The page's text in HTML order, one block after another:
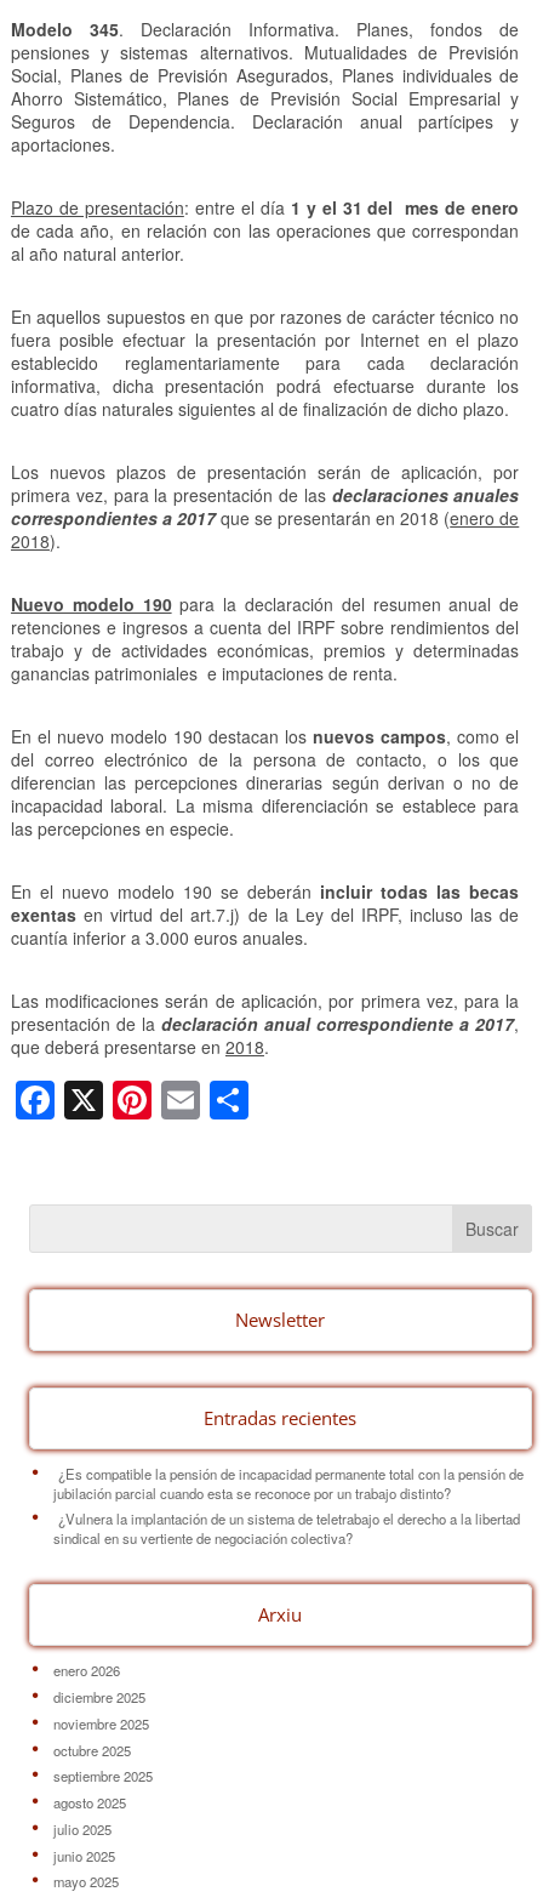
Modelo 345. Declaración Informativa. Planes, fondos de
pensiones y sistemas alternativos. Mutualidades de Previsión
Social, Planes de Previsión Asegurados, Planes individuales de
Ahorro Sistemático, Planes de Previsión Social Empresarial y
Seguros de Dependencia. Declaración anual partícipes y
aportaciones.
Plazo de presentación: entre el día 1 y el 31 del mes de enero
de cada año, en relación con las operaciones que correspondan
al año natural anterior.
En aquellos supuestos en que por razones de carácter técnico no
fuera posible efectuar la presentación por Internet en el plazo
establecido reglamentariamente para cada declaración
informativa, dicha presentación podrá efectuarse durante los
cuatro días naturales siguientes al de finalización de dicho plazo.
Los nuevos plazos de presentación serán de aplicación, por
primera vez, para la presentación de las declaraciones anuales
correspondientes a 2017que se presentarán en 2018 (enero de
2018).
Nuevo modelo 190para la declaración del resumen anual de
retenciones e ingresos a cuenta del IRPF sobre rendimientos del
trabajo y de actividades económicas, premios y determinadas
ganancias patrimoniales e imputaciones de renta.
En el nuevo modelo 190 destacan los nuevos campos, como el
del correo electrónico de la persona de contacto, o los que
diferencian las percepciones dinerarias según derivan o no de
incapacidad laboral. La misma diferenciación se establece para
las percepciones en especie.
En el nuevo modelo 190 se deberán incluir todas las becas
exentasen virtud del art.7.j) de la Ley del IRPF, incluso las de
cuantía inferior a 3.000 euros anuales.
Las modificaciones serán de aplicación, por primera vez, para la
presentación de ladeclaración anual correspondiente a 2017,
que deberá presentarse en 2018.
F
a
e
b
o
k
X Pi
nt
e
st
E
m
C
p
ar
tir
Newsletter
Entradas recientes
¿Es compatible la pensión de incapacidad permanente total con la pensión de
jubilación parcial cuando esta se reconoce por un trabajo distinto?
¿Vulnera la implantación de un sistema de teletrabajo el derecho a la libertad
sindical en su vertiente de negociación colectiva?
Arxiu
enero 2026
diciembre 2025
noviembre 2025
octubre 2025
septiembre 2025
agosto 2025
julio 2025
junio 2025
mayo 2025